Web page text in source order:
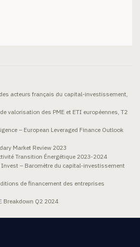
acteurs français du capital-investissement,
valorisation des PME et ETI européennes, T2
– European Leveraged Finance Outlook
Market Review 2023
Transition Énergétique 2023-2024
– Baromètre du capital-investissement
de financement des entreprises
Breakdown Q2 2024